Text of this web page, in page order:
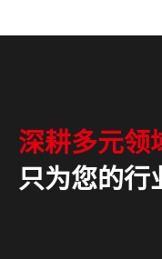
深耕多元领
只为您的行